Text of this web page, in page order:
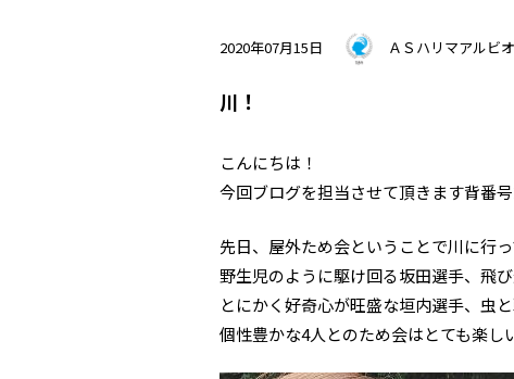
2020年07月15日 ＡＳハリマアルビ
川！
こんにちは！
今回ブログを担当させて頂きます背番号
先日、屋外ため会ということで川に行っ
野生児のように駆け回る坂田選手、飛
とにかく好奇心が旺盛な垣内選手、虫と
個性豊かな4人とのため会はとても楽し